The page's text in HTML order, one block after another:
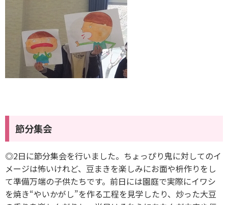
節分集会
◎2日に節分集会を行いました。ちょっぴり鬼に対してのイ
メージは怖いけれど、豆まきを楽しみにお面や枡作りをし
て準備万端の子供たちです。前日には園庭で実際にイワシ
を焼き“やいかがし”を作る工程を見学したり、炒った大豆